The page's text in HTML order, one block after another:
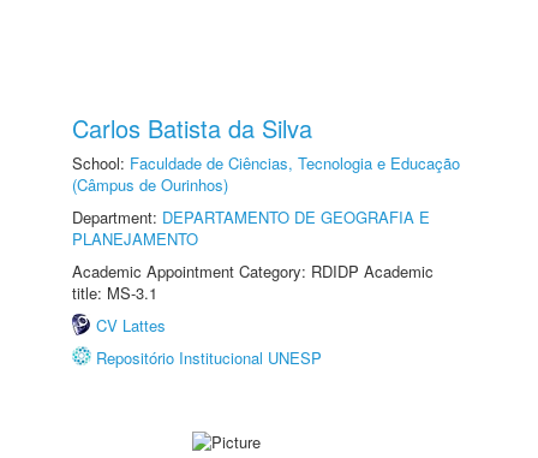
Carlos Batista da Silva
School: Faculdade de Ciências, Tecnologia e Educação
(Câmpus de Ourinhos)
Department: DEPARTAMENTO DE GEOGRAFIA E
PLANEJAMENTO
Academic Appointment Category: RDIDP Academic
title: MS-3.1
CV Lattes
Repositório Institucional UNESP